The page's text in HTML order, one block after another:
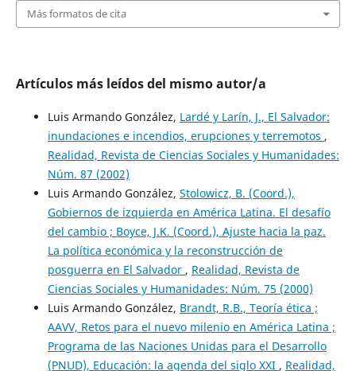
Más formatos de cita
Artículos más leídos del mismo autor/a
Luis Armando González, Lardé y Larín, J., El Salvador:
inundaciones e incendios, erupciones y terremotos ,
Realidad, Revista de Ciencias Sociales y Humanidades:
Núm. 87 (2002)
Luis Armando González, Stolowicz, B. (Coord.),
Gobiernos de izquierda en América Latina. El desafío
del cambio ; Boyce, J.K. (Coord.), Ajuste hacia la paz.
La política económica y la reconstrucción de
posguerra en El Salvador , Realidad, Revista de
Ciencias Sociales y Humanidades: Núm. 75 (2000)
Luis Armando González, Brandt, R.B., Teoría ética ;
AAVV, Retos para el nuevo milenio en América Latina ;
Programa de las Naciones Unidas para el Desarrollo
(PNUD), Educación: la agenda del siglo XXI , Realidad,